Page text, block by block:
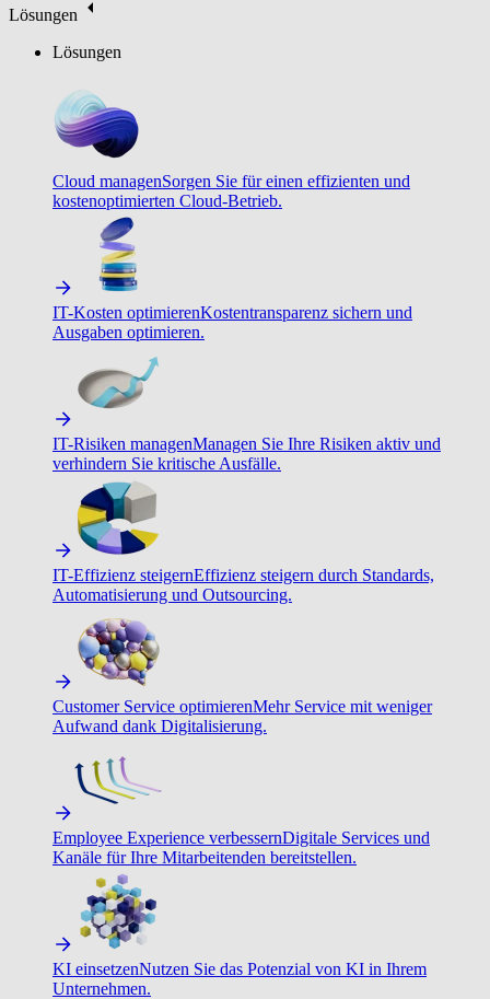
Lösungen
Lösungen
Cloud managenSorgen Sie für einen effizienten und
kostenoptimierten Cloud-Betrieb.
IT-Kosten optimierenKostentransparenz sichern und
Ausgaben optimieren.
IT-Risiken managenManagen Sie Ihre Risiken aktiv und
verhindern Sie kritische Ausfälle.
IT-Effizienz steigernEffizienz steigern durch Standards,
Automatisierung und Outsourcing.
Customer Service optimierenMehr Service mit weniger
Aufwand dank Digitalisierung.
Employee Experience verbessernDigitale Services und
Kanäle für Ihre Mitarbeitenden bereitstellen.
KI einsetzenNutzen Sie das Potenzial von KI in Ihrem
Unternehmen.